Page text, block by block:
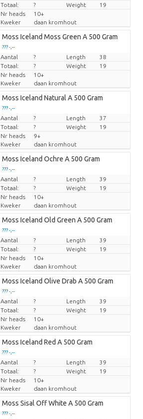
Totaal:
? Weight
19
Nr heads
10+
Kweker
daan kromhout
Moss Iceland Moss Green A 500 Gram
??? -,--
Prijs per stuk
Aantal ? Length
38
Totaal:
? Weight
19
Nr heads
10+
Kweker
daan kromhout
Moss Iceland Natural A 500 Gram
??? -,--
Prijs per stuk
Aantal ? Length
37
Totaal:
? Weight
19
Nr heads
9+
Kweker
daan kromhout
Moss Iceland Ochre A 500 Gram
??? -,--
Prijs per stuk
Aantal ? Length
39
Totaal:
? Weight
19
Nr heads
10+
Kweker
daan kromhout
Moss Iceland Old Green A 500 Gram
??? -,--
Prijs per stuk
Aantal ? Length
39
Totaal:
? Weight
19
Nr heads
10+
Kweker
daan kromhout
Moss Iceland Olive Drab A 500 Gram
??? -,--
Prijs per stuk
Aantal ? Length
39
Totaal:
? Weight
19
Nr heads
10+
Kweker
daan kromhout
Moss Iceland Red A 500 Gram
??? -,--
Prijs per stuk
Aantal ? Length
39
Totaal:
? Weight
19
Nr heads
10+
Kweker
daan kromhout
Moss Sisal Off White A 500 Gram
??? -,--